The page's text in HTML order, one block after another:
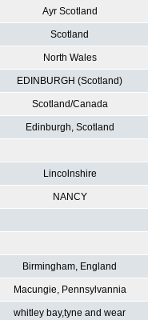
Ayr Scotland
Scotland
North Wales
EDINBURGH (Scotland)
Scotland/Canada
Edinburgh, Scotland
Lincolnshire
NANCY
Birmingham, England
Macungie, Pennsylvannia
whitley bay,tyne and wear